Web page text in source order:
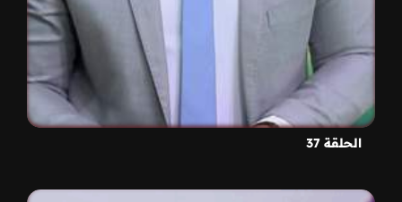
الحلقة 37